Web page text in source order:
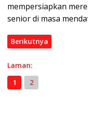
mempersiapkan
senior di masa
Berikutnya
Laman:
1
2